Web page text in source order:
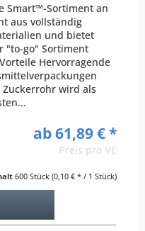
Smart™-Sortiment an
aus vollständig
und bietet
"to-go" Sortiment
Hervorragende
Zuckerrohr wird als
ab 61,89 € *
Preis pro VE
600 Stück (0,10 € * / 1 Stück)